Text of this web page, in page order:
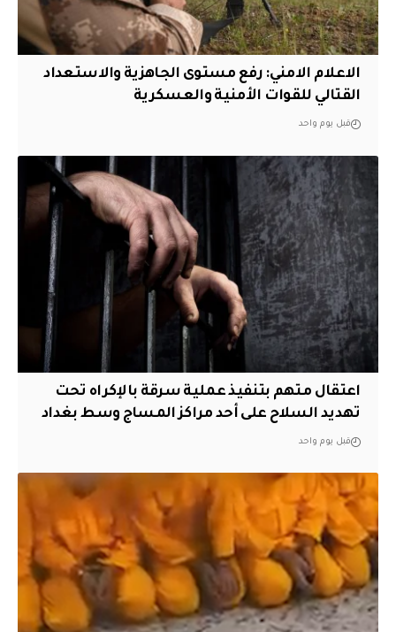
الاعلام الامني: رفع مستوى الجاهزية والاستعداد
القتالي للقوات الأمنية والعسكرية
قبل يوم واحد
اعتقال متهم بتنفيذ عملية سرقة بالإكراه تحت
تهديد السلاح على أحد مراكز المساج وسط بغداد
قبل يوم واحد